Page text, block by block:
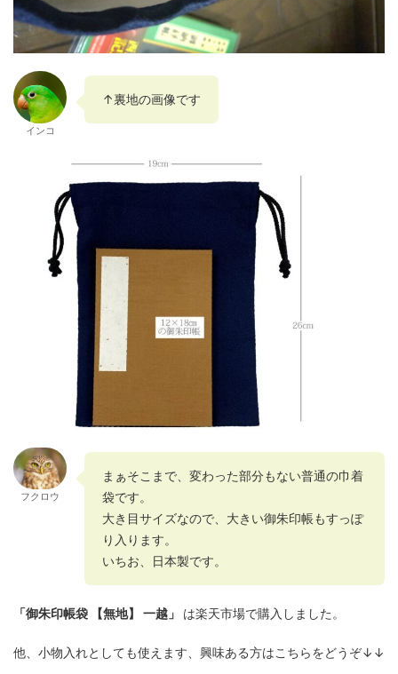
インコ
↑裏地の画像です
フクロウ
まぁそこまで、変わった部分もない普通の巾着
袋です。
大き目サイズなので、大きい御朱印帳もすっぽ
り入ります。
いちお、日本製です。
「御朱印帳袋 【無地】 一越」 は楽天市場で購入しました。
他、小物入れとしても使えます、興味ある方はこちらをどうぞ↓↓